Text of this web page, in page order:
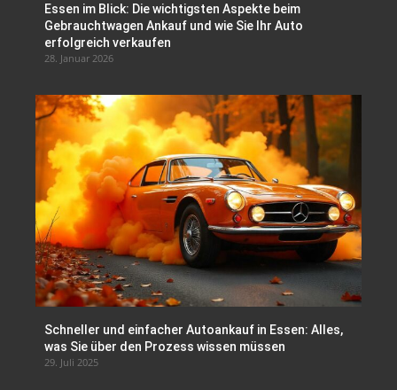
Essen im Blick: Die wichtigsten Aspekte beim
Gebrauchtwagen Ankauf und wie Sie Ihr Auto
erfolgreich verkaufen
28. Januar 2026
Schneller und einfacher Autoankauf in Essen: Alles,
was Sie über den Prozess wissen müssen
29. Juli 2025